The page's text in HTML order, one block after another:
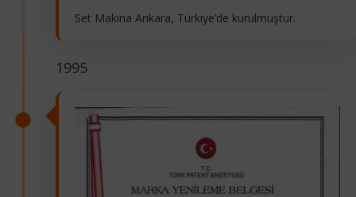
Set Makina Ankara, Türkiye’de kurulmuştur.
1995